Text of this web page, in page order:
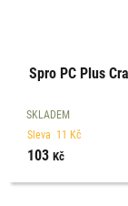
Spro PC Plus
SKLADEM
103Kč
Sleva 11 Kč